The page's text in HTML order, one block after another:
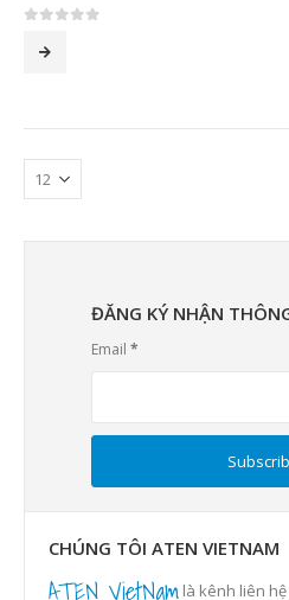
ĐĂNG KÝ NHẬN
Email *
CHÚNG TÔI ATEN VIETNAM
ATEN VietNam là kênh liên